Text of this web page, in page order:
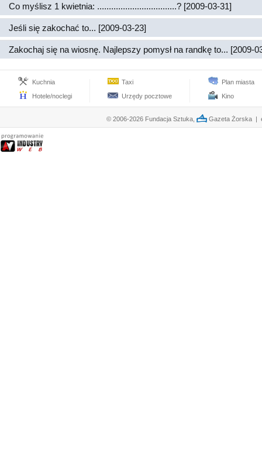
Co myślisz 1 kwietnia: ..................................? [2009-03-31]
Jeśli się zakochać to... [2009-03-23]
Zakochaj się na wiosnę. Najlepszy pomysł na randkę to... [2009-
Kuchnia
Hotele/noclegi
Taxi
Urzędy pocztowe
Plan miasta
Kino
© 2006-2026 Fundacja Sztuka, Gazeta Żorska |